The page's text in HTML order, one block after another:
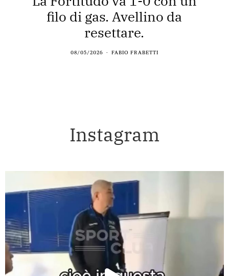
filo di gas. Avellino da
resettare.
08/05/2026 FABIO FRABETTI
Instagram